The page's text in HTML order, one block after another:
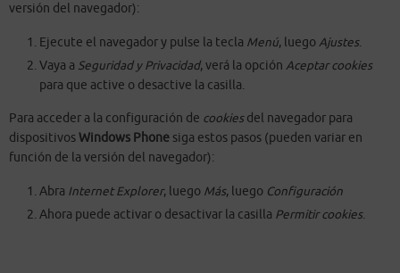
versión del navegador):
Ejecute el navegador y pulse la tecla Menú, luegoAjustes.
Vaya a Seguridad y Privacidad, verá la opción Aceptar cookies
para que active o desactive la casilla.
Para acceder a la configuración de cookiesdel navegador para
dispositivosWindows Phone siga estos pasos (pueden variar en
función de la versión del navegador):
Abra Internet Explorer, luego Más, luego Configuración
Ahora puede activar o desactivar la casilla Permitir cookies.